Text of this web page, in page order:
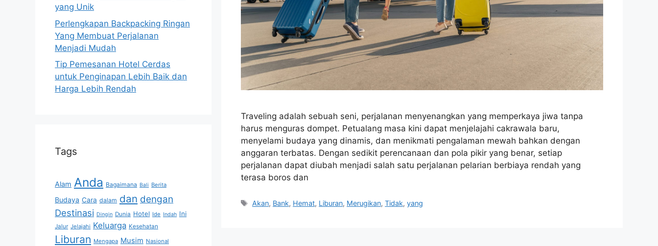
Traveling adalah sebuah seni, perjalanan menyenangkan yang memperkaya jiwa tanpa
harus menguras dompet. Petualang masa kini dapat menjelajahi cakrawala baru,
menyelami budaya yang dinamis, dan menikmati pengalaman mewah bahkan dengan
anggaran terbatas. Dengan sedikit perencanaan dan pola pikir yang benar, setiap
perjalanan dapat diubah menjadi salah satu perjalanan pelarian berbiaya rendah yang
terasa boros dan
Tags
Akan, Bank, Hemat, Liburan, Merugikan,Tidak,yang
yang Unik
Perlengkapan Backpacking Ringan
Yang Membuat Perjalanan
Menjadi Mudah
Tip Pemesanan Hotel Cerdas
untuk Penginapan Lebih Baik dan
Harga Lebih Rendah
Tags
Alam Anda Bagaimana Bali Berita
Budaya Cara dalam dan dengan
Destinasi Dingin Dunia Hotel Ide Indah Ini
Jalur Jelajahi Keluarga Kesehatan
Liburan Mengapa Musim Nasional